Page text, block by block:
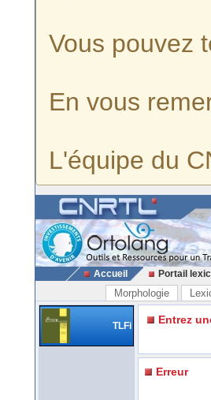
Vous pouvez
En vous
L'équipe du
Accueil Portail
Morphologie
TLFi Entrez
Erreur